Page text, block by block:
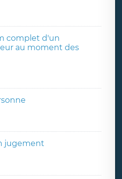
complet d'un
au moment des
jugement